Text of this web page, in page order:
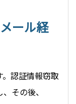
ール経
認証情報窃取
その後、